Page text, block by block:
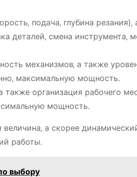
подача‚ глубина резания)‚
деталей‚ смена инструмента‚
механизмов‚ а также
максимальную мощность․
также организация рабочего
мощность․
а скорее
работы․
выбору